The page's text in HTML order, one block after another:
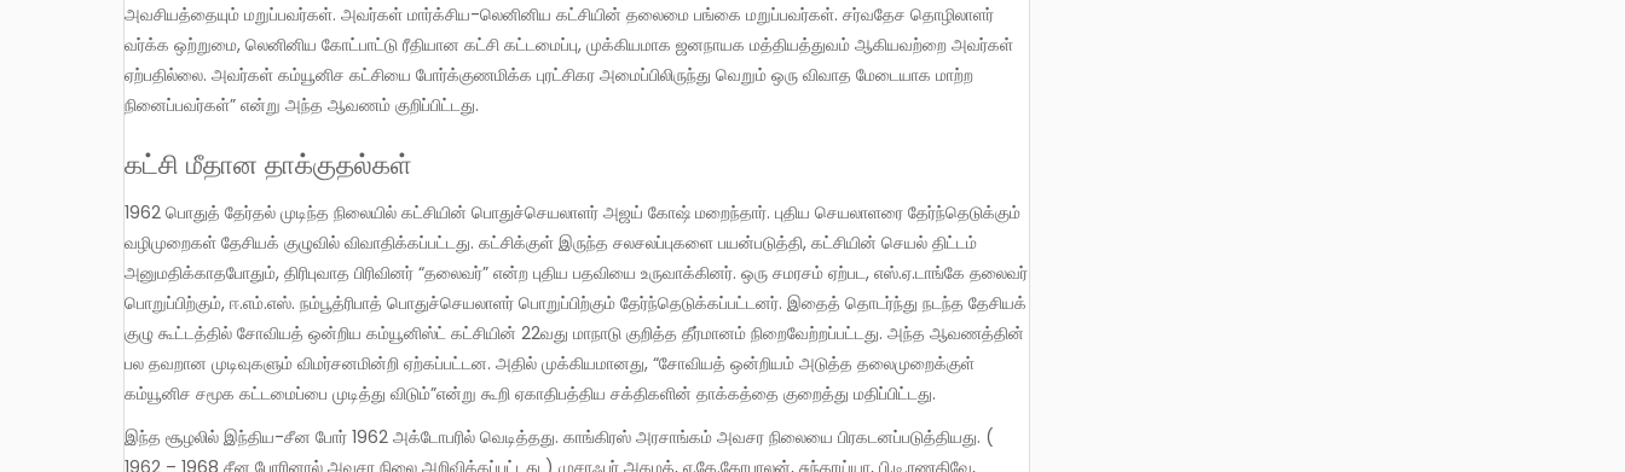
அவசியத்தையும் மறுப்பவர்கள். அவர்கள் மார்க்சிய-லெனினிய கட்சியின் தலைமை பங்கை மறுப்பவர்கள். சர்வதேச தொழிலாளர்
வர்க்க ஒற்றுமை, லெனினிய கோட்பாட்டு ரீதியான கட்சி கட்டமைப்பு, முக்கியமாக ஜனநாயக மத்தியத்துவம் ஆகியவற்றை அவர்கள்
ஏற்பதில்லை. அவர்கள் கம்யூனிச கட்சியை போர்க்குணமிக்க புரட்சிகர அமைப்பிலிருந்து வெறும் ஒரு விவாத மேடையாக மாற்ற
நினைப்பவர்கள்” என்று அந்த ஆவணம் குறிப்பிட்டது.
கட்சி மீதான தாக்குதல்கள்
1962 பொதுத் தேர்தல் முடிந்த நிலையில் கட்சியின் பொதுச்செயலாளர் அஜய் கோஷ் மறைந்தார். புதிய செயலாளரை தேர்ந்தெடுக்கும்
வழிமுறைகள் தேசியக் குழுவில் விவாதிக்கப்பட்டது. கட்சிக்குள் இருந்த சலசலப்புகளை பயன்படுத்தி, கட்சியின் செயல் திட்டம்
அனுமதிக்காதபோதும், திரிபுவாத பிரிவினர் “தலைவர்” என்ற புதிய பதவியை உருவாக்கினர். ஒரு சமரசம் ஏற்பட, எஸ்.ஏ.டாங்கே தலைவர்
பொறுப்பிற்கும், ஈ.எம்.எஸ். நம்பூத்ரிபாத் பொதுச்செயலாளர் பொறுப்பிற்கும் தேர்ந்தெடுக்கப்பட்டனர். இதைத் தொடர்ந்து நடந்த தேசியக்
குழு கூட்டத்தில் சோவியத் ஒன்றிய கம்யூனிஸ்ட் கட்சியின் 22வது மாநாடு குறித்த தீர்மானம் நிறைவேற்றப்பட்டது. அந்த ஆவணத்தின்
பல தவறான முடிவுகளும் விமர்சனமின்றி ஏற்கப்பட்டன. அதில் முக்கியமானது, “சோவியத் ஒன்றியம் அடுத்த தலைமுறைக்குள்
கம்யூனிச சமூக கட்டமைப்பை முடித்து விடும்”என்று கூறி ஏகாதிபத்திய சக்திகளின் தாக்கத்தை குறைத்து மதிப்பிட்டது.
இந்த சூழலில் இந்திய-சீன போர் 1962 அக்டோபரில் வெடித்தது. காங்கிரஸ் அரசாங்கம் அவசர நிலையை பிரகடனப்படுத்தியது. (
1962 – 1968 சீன போரினால் அவசர நிலை அறிவிக்கப்பட்டது ) முசாஃபர் அகமத், ஏ.கே.கோபாலன், சுந்தரய்யா, பி.டி.ரணதிவே,